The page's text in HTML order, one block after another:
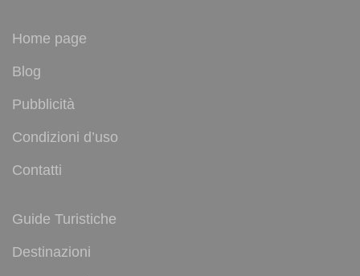
Home page
Blog
Pubblicità
Condizioni d’uso
Contatti
Guide Turistiche
Destinazioni